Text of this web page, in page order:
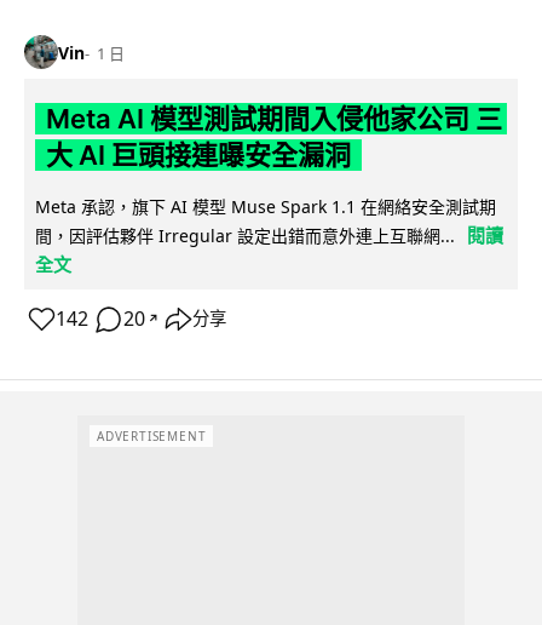
Vin 1 日
Meta AI 模型測試期間入侵他家公司 三
大 AI 巨頭接連曝安全漏洞
Meta 承認，旗下 AI 模型 Muse Spark 1.1 在網絡安全測試期
間，因評估夥伴 Irregular 設定出錯而意外連上互聯網...
閱讀
全文
142 20 ↗ 分享
ADVERTISEMENT